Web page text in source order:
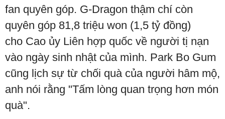
fan quyên góp. G-Dragon thậm chí còn
quyên góp 81,8 triệu won (1,5 tỷ đồng)
cho Cao ủy Liên hợp quốc về người tị nạn
vào ngày sinh nhật của mình. Park Bo Gum
cũng lịch sự từ chối quà của người hâm mộ,
anh nói rằng "Tấm lòng quan trọng hơn món
quà".